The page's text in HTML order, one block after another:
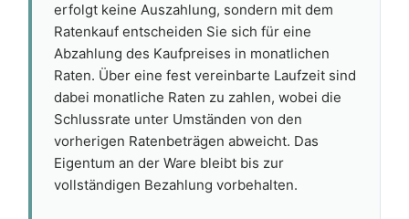
erfolgt keine Auszahlung, sondern mit dem
Ratenkauf entscheiden Sie sich für eine
Abzahlung des Kaufpreises in monatlichen
Raten. Über eine fest vereinbarte Laufzeit sind
dabei monatliche Raten zu zahlen, wobei die
Schlussrate unter Umständen von den
vorherigen Ratenbeträgen abweicht. Das
Eigentum an der Ware bleibt bis zur
vollständigen Bezahlung vorbehalten.